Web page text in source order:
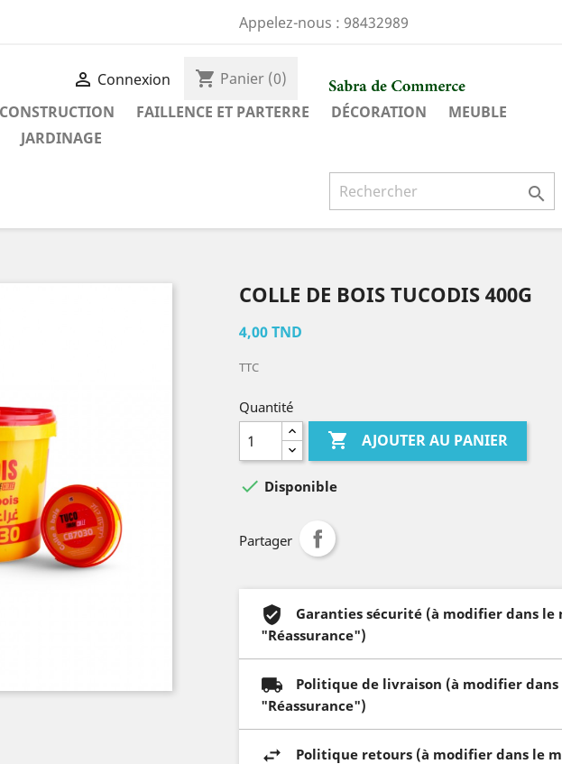
Appelez-nous : 98432989
 Connexion shopping_cart Panier (0)
FAILLENCE ET PARTERRE DÉCORATION
MEUBLE
JARDINAGE

COLLE DE BOIS TUCODIS 400G
4,00 TND
TTC
Quantité
 AJOUTER AU PANIER
 Disponible
Partager
Garanties sécurité (à modifier dans le
"Réassurance")
Politique de livraison (à modifier
"Réassurance")
Politique retours (à modifier dans le